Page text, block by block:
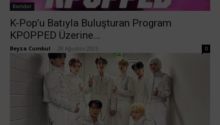
Koridor
K-Pop’u Batıyla Buluşturan Program
KPOPPED Üzerine…
Beyza Cumbul 28 Ağustos 2025 0